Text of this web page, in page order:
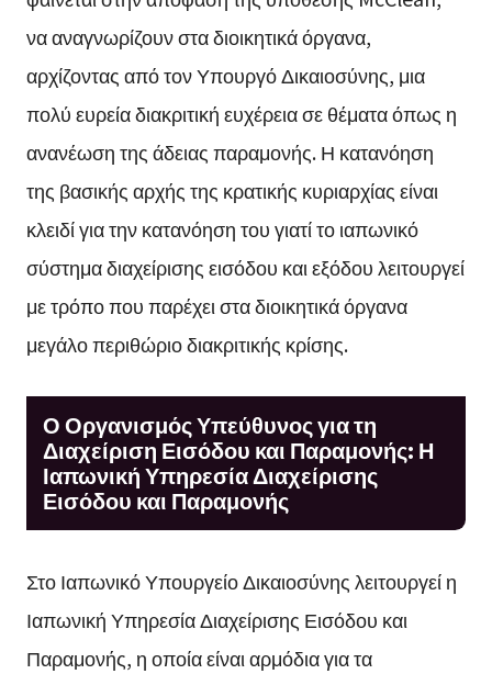
να αναγνωρίζουν στα διοικητικά όργανα,
αρχίζοντας από τον Υπουργό Δικαιοσύνης, μια
πολύ ευρεία διακριτική ευχέρεια σε θέματα όπως η
ανανέωση της άδειας παραμονής. Η κατανόηση
της βασικής αρχής της κρατικής κυριαρχίας είναι
κλειδί για την κατανόηση του γιατί το ιαπωνικό
σύστημα διαχείρισης εισόδου και εξόδου λειτουργεί
με τρόπο που παρέχει στα διοικητικά όργανα
μεγάλο περιθώριο διακριτικής κρίσης.
Ο Οργανισμός Υπεύθυνος για τη
Διαχείριση Εισόδου και Παραμονής: Η
Ιαπωνική Υπηρεσία Διαχείρισης
Εισόδου και Παραμονής
Στο Ιαπωνικό Υπουργείο Δικαιοσύνης λειτουργεί η
Ιαπωνική Υπηρεσία Διαχείρισης Εισόδου και
Παραμονής, η οποία είναι αρμόδια για τα